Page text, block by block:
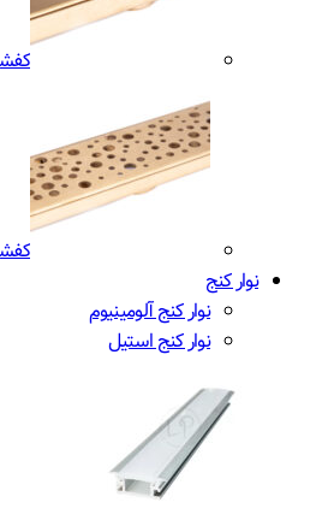
نوار کنج
نوار کنج آلومینیوم
نوار کنج استیل